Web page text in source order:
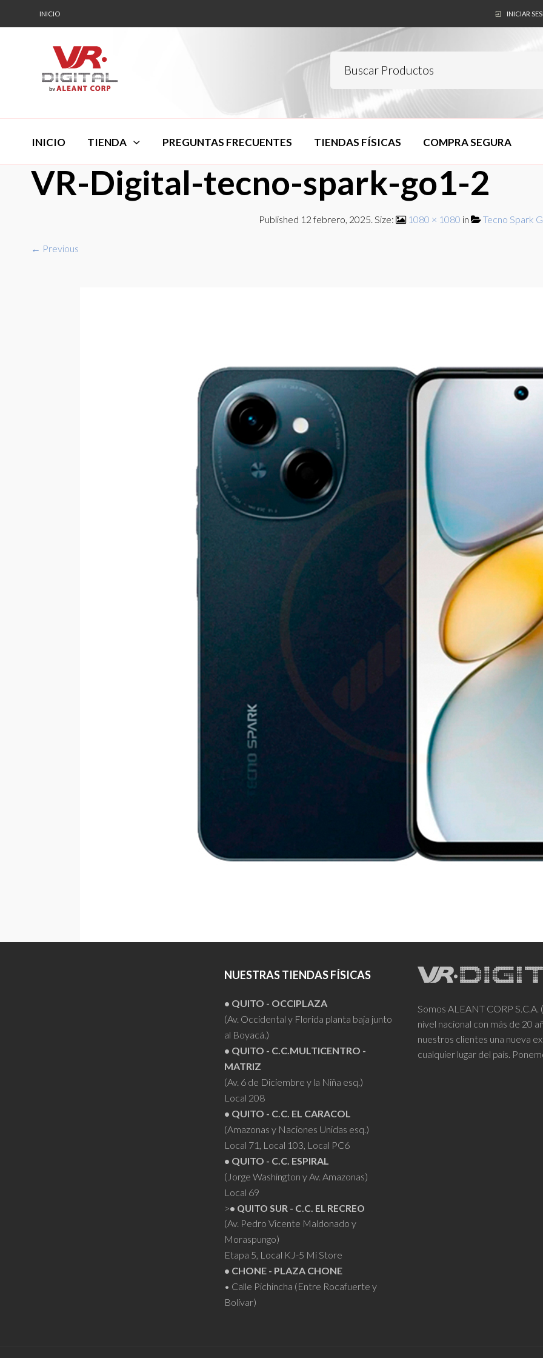
INICIO INICIAR
INICIO TIENDA PREGUNTAS FRECUENTES TIENDAS FÍSICAS COMPRA SEGURA
VR-Digital-tecno-spark-go1-2
Published 12 febrero, 2025. Size: 1080 × 1080 in Tecno Spark
← Previous
NUESTRAS TIENDAS FÍSICAS
• QUITO - OCCIPLAZA
(Av. Occidental y Florida planta baja junto
al Boyacá.)
• QUITO - C.C.MULTICENTRO -
MATRIZ
(Av. 6 de Diciembre y la Niña esq.)
Local 208
• QUITO - C.C. EL CARACOL
(Amazonas y Naciones Unidas esq.)
Local 71, Local 103, Local PC6
• QUITO - C.C. ESPIRAL
(Jorge Washington y Av. Amazonas)
Local 69
>• QUITO SUR - C.C. EL RECREO
(Av. Pedro Vicente Maldonado y
Moraspungo)
Etapa 5, Local KJ-5 Mi Store
• CHONE - PLAZA CHONE
• Calle Pichincha (Entre Rocafuerte y
Bolívar)
Somos ALEANT CORP
nivel nacional con más de 20
nuestros clientes una nueva
cualquier lugar del país.